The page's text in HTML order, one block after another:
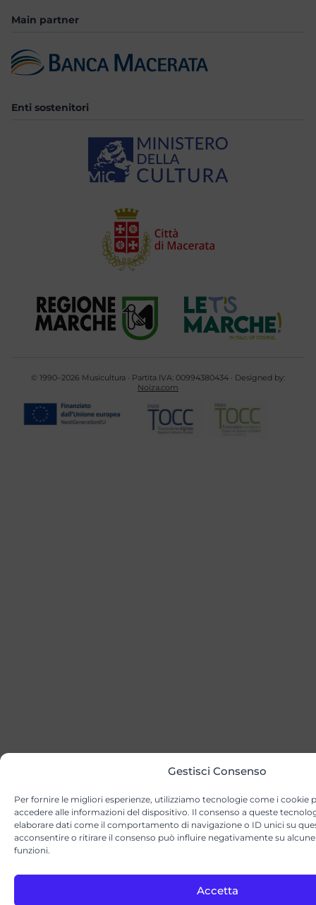
Gestisci Consenso
Per fornire le migliori esperienze, utilizziamo tecnologie come i cookie
accedere alle informazioni del dispositivo. Il consenso a queste
elaborare dati come il comportamento di navigazione o ID unici su
acconsentire o ritirare il consenso può influire negativamente su
funzioni.
Accetta
Main partner
Enti sostenitori
© 1990–2026 Musicultura · Partita IVA: 00994380434 · Designed by:
Noiza.com